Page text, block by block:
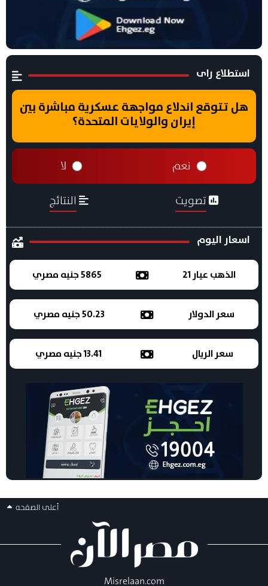
استطلاع راى
هل تتوقع اندلاع مواجهة عسكرية مباشرة بين
إيران والولايات المتحدة؟
نعم لا
تصويت النتائج
اسعار اليوم
الذهب عيار 21 5865 جنيه مصري
سعر الدولار 50.23 جنيه مصري
سعر الريال 13.41 جنيه مصري
أعلى الصفحه
Misrelaan.com